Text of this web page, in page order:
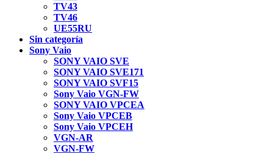
TV43
TV46
UE55RU
Sin categoría
Sony Vaio
SONY VAIO SVE
SONY VAIO SVE171
SONY VAIO SVF15
Sony Vaio VGN-FW
SONY VAIO VPCEA
Sony Vaio VPCEB
Sony Vaio VPCEH
VGN-AR
VGN-FW